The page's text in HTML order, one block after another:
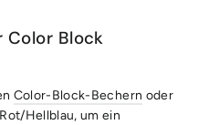
Color Block
Color-Block-Bechern oder
Hellblau, um ein